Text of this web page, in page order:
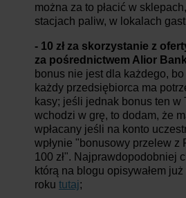
można za to płacić w
stacjach paliw, w lokalach
- 10 zł za skorzystanie z
za pośrednictwem Alior
bonus nie jest dla każdego,
każdy przedsiębiorca ma
kasy; jeśli jednak bonus ten w
wchodzi w grę, to dodam, że
wpłacany jeśli na konto
wpłynie "bonusowy przelew z
100 zł". Najprawdopodobniej
którą na blogu opisywałem
roku tutaj;